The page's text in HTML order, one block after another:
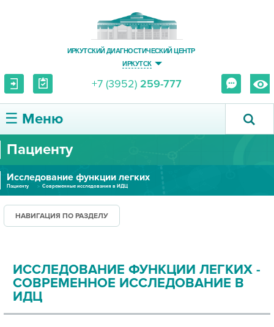
ИРКУТСКИЙ ДИАГНОСТИЧЕСКИЙ ЦЕНТР
ИРКУТСК
+7 (3952) 259-777
☰ Меню
О ЦЕНТРЕ
УСЛУГИ И ЦЕНЫ
ПАЦИЕНТУ
ПРАВОВАЯ ИНФОРМАЦИЯ
Пациенту
Исследование функции легких
Пациенту Современные исследования в ИДЦ
НАВИГАЦИЯ ПО РАЗДЕЛУ
ИССЛЕДОВАНИЕ ФУНКЦИИ ЛЕГКИХ -
СОВРЕМЕННОЕ ИССЛЕДОВАНИЕ В
ИДЦ